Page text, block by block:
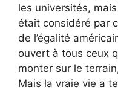
les universités,
était considéré par
de l’égalité
ouvert à tous ceux
monter sur le
Mais la vraie vie a